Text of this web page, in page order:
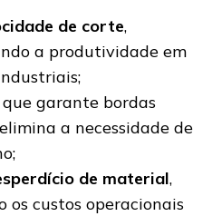
de corte,
a produtividade em
que garante bordas
a necessidade de
de material,
os custos operacionais